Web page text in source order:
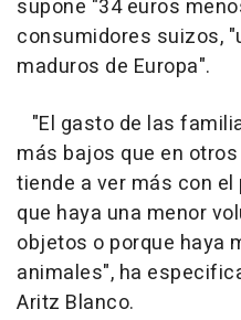
supone "34 euros
consumidores suizos,
maduros de Europa".
"El gasto de las
más bajos que en
tiende a ver más con
que haya una menor
objetos o porque haya
animales", ha
Aritz Blanco.